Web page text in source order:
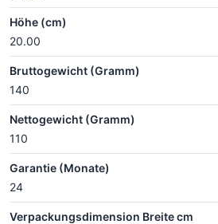
Höhe (cm)
20.00
Bruttogewicht (Gramm)
140
Nettogewicht (Gramm)
110
Garantie (Monate)
24
Verpackungsdimension Breite cm